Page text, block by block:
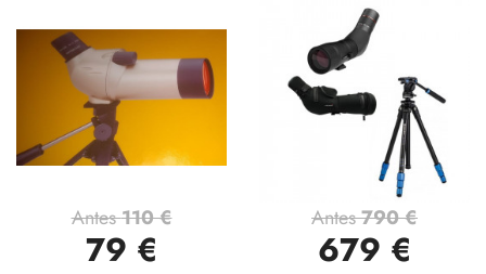
Antes110 €
79 €
Antes790 €
679 €